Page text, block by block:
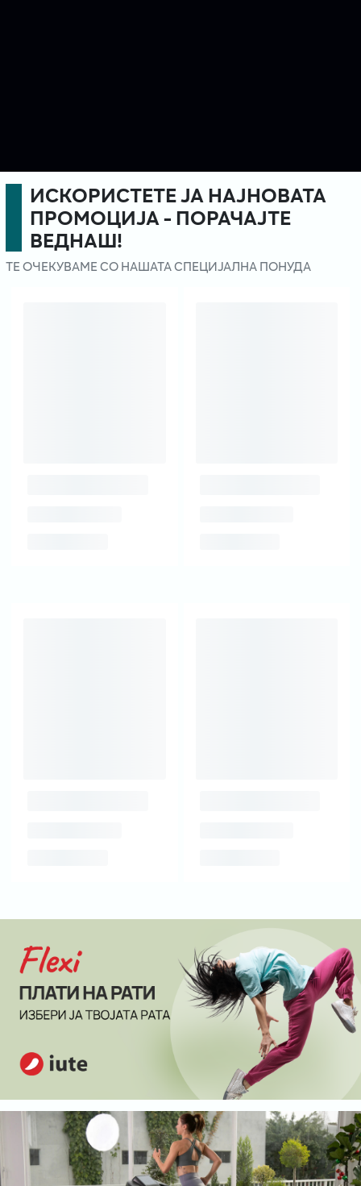
ИСКОРИСТЕТЕ ЈА НАЈНОВАТА
ПРОМОЦИЈА - ПОРАЧАЈТЕ
ВЕДНАШ!
ТЕ ОЧЕКУВАМЕ СО НАШАТА СПЕЦИЈАЛНА ПОНУДА